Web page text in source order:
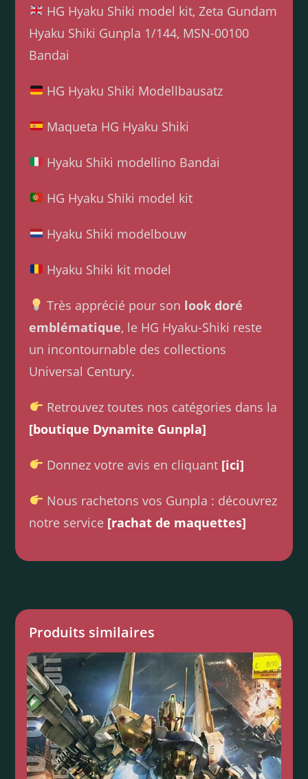
HG Hyaku Shiki model kit, Zeta Gundam
Hyaku Shiki Gunpla 1/144, MSN-00100
Bandai
HG Hyaku Shiki Modellbausatz
Maqueta HG Hyaku Shiki
Hyaku Shiki modellino Bandai
HG Hyaku Shiki model kit
Hyaku Shiki modelbouw
Hyaku Shiki kit model
Très apprécié pour son look doré
emblématique, le HG Hyaku-Shiki reste
un incontournable des collections
Universal Century.
Retrouvez toutes nos catégories dans la
[boutique Dynamite Gunpla]
Donnez votre avis en cliquant [ici]
Nous rachetons vos Gunpla : découvrez
notre service [rachat de maquettes]
Produits similaires